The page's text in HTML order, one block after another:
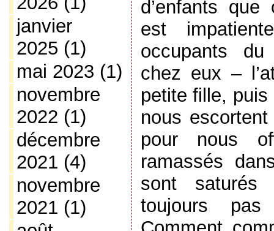
janvier
2025 (1)
mai 2023 (1)
novembre
2022 (1)
décembre
2021 (4)
novembre
2021 (1)
d’enfants que
est
occupants
chez eux –
petite fille,
nous
pour nous
ramassés
sont saturés
toujours